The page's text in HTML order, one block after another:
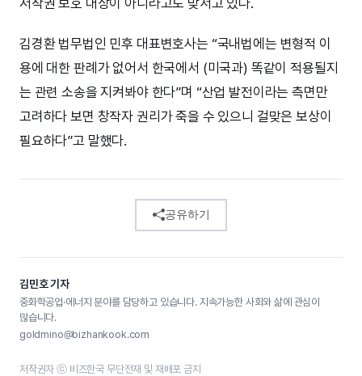
김경환 법무법인 민후 대표변호사는 “국내법에는 변형적 이
용에 대한 판례가 없어서 한국에서 (미국과) 똑같이 적용될지
는 관련 소송을 지켜봐야 한다”며 “산업 발전이라는 측면만
고려하다 보면 창작자 권리가 죽을 수 있으니 걸맞은 보상이
필요하다”고 말했다.
공유하기
김민호 기자
중화학공업·에너지 분야를 담당하고 있습니다. 지속가능한 사회와 삶에 관심이
많습니다.
goldmino@bizhankook.com
저작권자 ⓒ 비즈한국 무단전재 및 재배포 금지